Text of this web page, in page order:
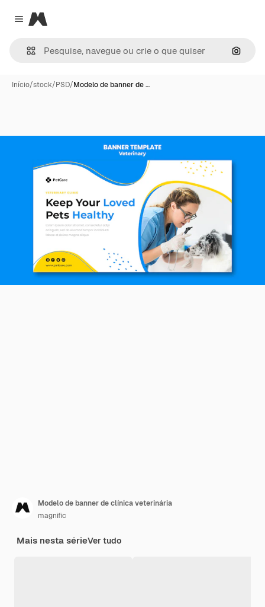
Close menu
Magnific
Início/stock/PSD/Modelo de banner de …
Modelo de banner de clínica veterinária
magnific
Mais nesta sérieVer tudo